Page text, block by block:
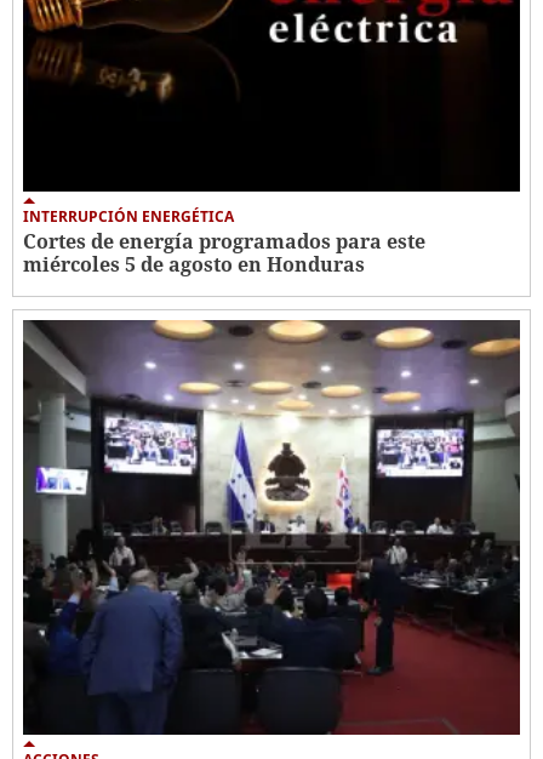
INTERRUPCIÓN ENERGÉTICA
Cortes de energía programados para este
miércoles 5 de agosto en Honduras